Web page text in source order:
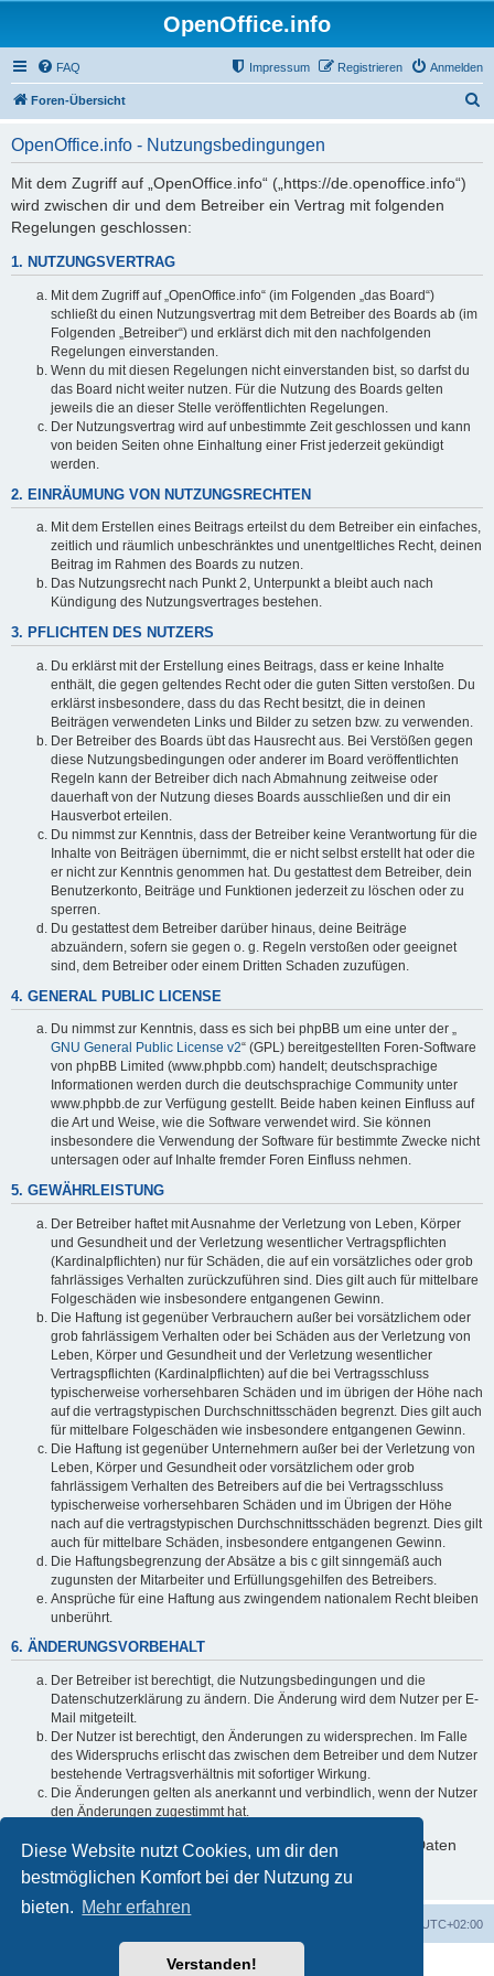
Diese Website nutzt Cookies, um dir den
bestmöglichen Komfort bei der Nutzung zu
bieten. Mehr erfahren
Verstanden!
OpenOffice.info
FAQ Anmelden
Registrieren
Impressum
Foren-Übersicht
OpenOffice.info - Nutzungsbedingungen
Mit dem Zugriff auf „OpenOffice.info“ („https://de.openoffice.info“)
wird zwischen dir und dem Betreiber ein Vertrag mit folgenden
Regelungen geschlossen:
1. NUTZUNGSVERTRAG
Mit dem Zugriff auf „OpenOffice.info“ (im Folgenden „das Board“)
schließt du einen Nutzungsvertrag mit dem Betreiber des Boards ab (im
Folgenden „Betreiber“) und erklärst dich mit den nachfolgenden
Regelungen einverstanden.
Wenn du mit diesen Regelungen nicht einverstanden bist, so darfst du
das Board nicht weiter nutzen. Für die Nutzung des Boards gelten
jeweils die an dieser Stelle veröffentlichten Regelungen.
Der Nutzungsvertrag wird auf unbestimmte Zeit geschlossen und kann
von beiden Seiten ohne Einhaltung einer Frist jederzeit gekündigt
werden.
2. EINRÄUMUNG VON NUTZUNGSRECHTEN
Mit dem Erstellen eines Beitrags erteilst du dem Betreiber ein einfaches,
zeitlich und räumlich unbeschränktes und unentgeltliches Recht, deinen
Beitrag im Rahmen des Boards zu nutzen.
Das Nutzungsrecht nach Punkt 2, Unterpunkt a bleibt auch nach
Kündigung des Nutzungsvertrages bestehen.
3. PFLICHTEN DES NUTZERS
Du erklärst mit der Erstellung eines Beitrags, dass er keine Inhalte
enthält, die gegen geltendes Recht oder die guten Sitten verstoßen. Du
erklärst insbesondere, dass du das Recht besitzt, die in deinen
Beiträgen verwendeten Links und Bilder zu setzen bzw. zu verwenden.
Der Betreiber des Boards übt das Hausrecht aus. Bei Verstößen gegen
diese Nutzungsbedingungen oder anderer im Board veröffentlichten
Regeln kann der Betreiber dich nach Abmahnung zeitweise oder
dauerhaft von der Nutzung dieses Boards ausschließen und dir ein
Hausverbot erteilen.
Du nimmst zur Kenntnis, dass der Betreiber keine Verantwortung für die
Inhalte von Beiträgen übernimmt, die er nicht selbst erstellt hat oder die
er nicht zur Kenntnis genommen hat. Du gestattest dem Betreiber, dein
Benutzerkonto, Beiträge und Funktionen jederzeit zu löschen oder zu
sperren.
Du gestattest dem Betreiber darüber hinaus, deine Beiträge
abzuändern, sofern sie gegen o. g. Regeln verstoßen oder geeignet
sind, dem Betreiber oder einem Dritten Schaden zuzufügen.
4. GENERAL PUBLIC LICENSE
Du nimmst zur Kenntnis, dass es sich bei phpBB um eine unter der „
GNU General Public License v2“ (GPL) bereitgestellten Foren-Software
von phpBB Limited (www.phpbb.com) handelt; deutschsprachige
Informationen werden durch die deutschsprachige Community unter
www.phpbb.de zur Verfügung gestellt. Beide haben keinen Einfluss auf
die Art und Weise, wie die Software verwendet wird. Sie können
insbesondere die Verwendung der Software für bestimmte Zwecke nicht
untersagen oder auf Inhalte fremder Foren Einfluss nehmen.
5. GEWÄHRLEISTUNG
Der Betreiber haftet mit Ausnahme der Verletzung von Leben, Körper
und Gesundheit und der Verletzung wesentlicher Vertragspflichten
(Kardinalpflichten) nur für Schäden, die auf ein vorsätzliches oder grob
fahrlässiges Verhalten zurückzuführen sind. Dies gilt auch für mittelbare
Folgeschäden wie insbesondere entgangenen Gewinn.
Die Haftung ist gegenüber Verbrauchern außer bei vorsätzlichem oder
grob fahrlässigem Verhalten oder bei Schäden aus der Verletzung von
Leben, Körper und Gesundheit und der Verletzung wesentlicher
Vertragspflichten (Kardinalpflichten) auf die bei Vertragsschluss
typischerweise vorhersehbaren Schäden und im übrigen der Höhe nach
auf die vertragstypischen Durchschnittsschäden begrenzt. Dies gilt auch
für mittelbare Folgeschäden wie insbesondere entgangenen Gewinn.
Die Haftung ist gegenüber Unternehmern außer bei der Verletzung von
Leben, Körper und Gesundheit oder vorsätzlichem oder grob
fahrlässigem Verhalten des Betreibers auf die bei Vertragsschluss
typischerweise vorhersehbaren Schäden und im Übrigen der Höhe
nach auf die vertragstypischen Durchschnittsschäden begrenzt. Dies gilt
auch für mittelbare Schäden, insbesondere entgangenen Gewinn.
Die Haftungsbegrenzung der Absätze a bis c gilt sinngemäß auch
zugunsten der Mitarbeiter und Erfüllungsgehilfen des Betreibers.
Ansprüche für eine Haftung aus zwingendem nationalem Recht bleiben
unberührt.
6. ÄNDERUNGSVORBEHALT
Der Betreiber ist berechtigt, die Nutzungsbedingungen und die
Datenschutzerklärung zu ändern. Die Änderung wird dem Nutzer per E-
Mail mitgeteilt.
Der Nutzer ist berechtigt, den Änderungen zu widersprechen. Im Falle
des Widerspruchs erlischt das zwischen dem Betreiber und dem Nutzer
bestehende Vertragsverhältnis mit sofortiger Wirkung.
Die Änderungen gelten als anerkannt und verbindlich, wenn der Nutzer
den Änderungen zugestimmt hat.
Informationen über den Umgang mit deinen persönlichen Daten
sind in der Datenschutzerklärung enthalten.
UTC+02:00
Powered byphpBB® Forum Software © phpBB Limited